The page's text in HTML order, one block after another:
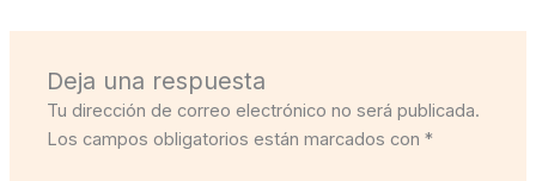
Deja una respuesta
Tu dirección de correo electrónico no será publicada.
Los campos obligatorios están marcados con*